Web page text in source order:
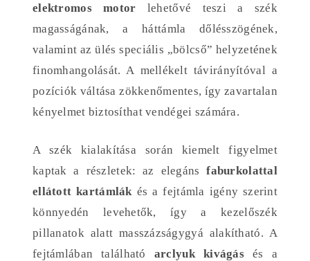
elektromos motor lehetővé teszi a szék
magasságának, a háttámla dőlésszögének,
valamint az ülés speciális „bölcső” helyzetének
finomhangolását. A mellékelt távirányítóval a
pozíciók váltása zökkenőmentes, így zavartalan
kényelmet biztosíthat vendégei számára.
A szék kialakítása során kiemelt figyelmet
kaptak a részletek: az elegánsfaburkolattal
ellátott kartámlák és a fejtámla igény szerint
könnyedén levehetők, így a kezelőszék
pillanatok alatt masszázságygyá alakítható. A
fejtámlában található arclyuk kivágásés a